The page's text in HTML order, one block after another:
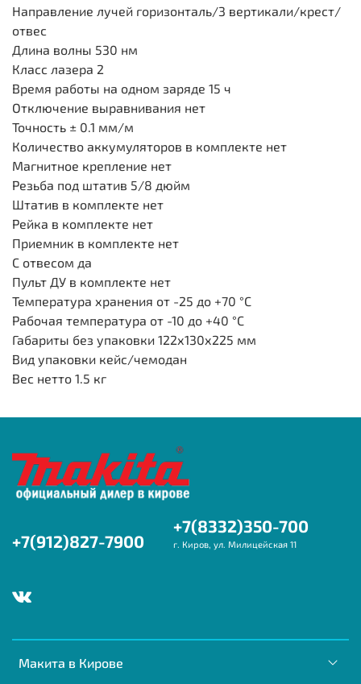
Направление лучей горизонталь/3 вертикали/крест/
отвес
Длина волны 530 нм
Класс лазера 2
Время работы на одном заряде 15 ч
Отключение выравнивания нет
Точность ± 0.1 мм/м
Количество аккумуляторов в комплекте нет
Магнитное крепление нет
Резьба под штатив 5/8 дюйм
Штатив в комплекте нет
Рейка в комплекте нет
Приемник в комплекте нет
С отвесом да
Пульт ДУ в комплекте нет
Температура хранения от -25 до +70 °С
Рабочая температура от -10 до +40 °С
Габариты без упаковки 122х130х225 мм
Вид упаковки кейс/чемодан
Вес нетто 1.5 кг
Макита в Кирове
+7(912)827-7900
+7(8332)350-700
г. Киров, ул. Милицейская 11